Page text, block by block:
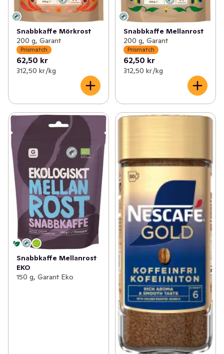
Snabbkaffe Mörkrost
200 g, Garant
Prismatch
62,50 kr
312,50 kr /kg
Snabbkaffe Mellanrost
200 g, Garant
Prismatch
62,50 kr
312,50 kr /kg
Snabbkaffe Mellanrost
EKO
150 g, Garant Eko